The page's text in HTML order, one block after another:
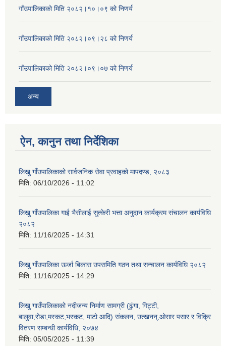
गाँउपालिकाको मिति २०८२।१०।०९ को निणर्य
गाँउपालिकाको मिति २०८२।०९।२८ को निणर्य
गाँउपालिकाको मिति २०८२।०९।०७ को निणर्य
अन्य
ऐन, कानुन तथा निर्देशिका
लिखु गाँउपालिकाको सार्वजनिक सेवा प्रवाहको मापदण्ड, २०८३
मिति: 06/10/2026 - 11:02
लिखु गाँउपालिका गाई भैसीलाई सुत्केरी भत्ता अनुदान कार्यक्रम संचालन कार्यविधि
२०८२
मिति: 11/16/2025 - 14:31
लिखु गाँउपालिका ऊर्जा बिकास उपसमिति गठन तथा सन्चालन कार्यविधि २०८२
मिति: 11/16/2025 - 14:29
लिखु गाउँपालिकाको नदीजन्य निर्माण सामग्री (ढुंगा, गिट्टी,
बालुवा,रोडा,मस्कट,भस्कट, माटो आदि) संकलन, उत्खनन्,ओसार पसार र विक्रि
वितरण सम्बन्धी कार्यविधि, २०७४
मिति: 05/05/2025 - 11:39